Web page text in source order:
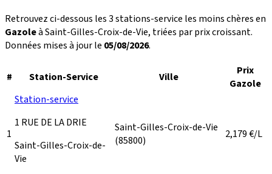
Retrouvez ci-dessous les 3 stations-service les moins chères en
Gazoleà Saint-Gilles-Croix-de-Vie, triées par prix croissant.
Données mises à jour le 05/08/2026.
# Station-Service Ville
Prix
Gazole
1
Station-service
1 RUE DE LA DRIE
Saint-Gilles-Croix-de-
Vie
Saint-Gilles-Croix-de-Vie
(85800)
2,179€/L